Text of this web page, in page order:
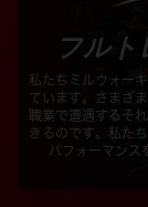
フル
私たちミルウォー
ています。さまざ
職業で遭遇するそ
きるのです。私た
パフォーマンス